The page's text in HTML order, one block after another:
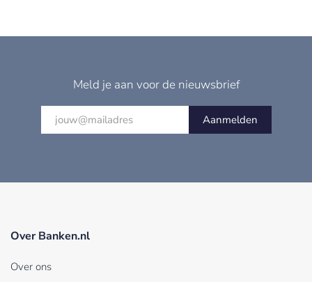
Meld je aan voor de nieuwsbrief
Aanmelden
Over Banken.nl
Over ons